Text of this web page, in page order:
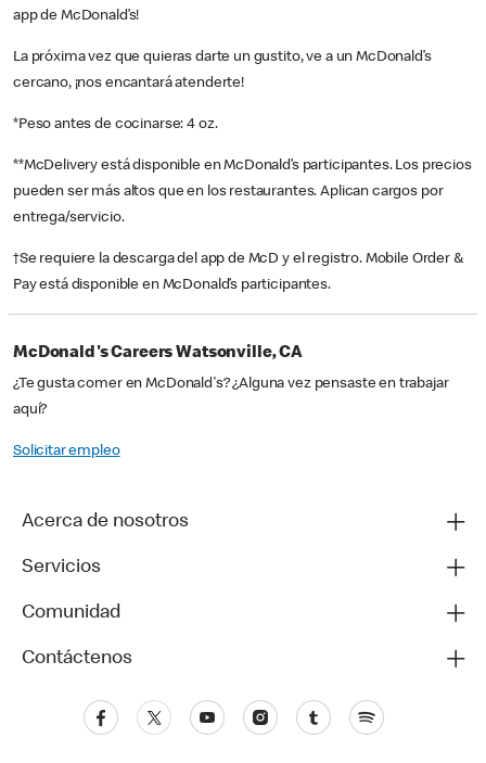
app de McDonald’s!
La próxima vez que quieras darte un gustito, ve a un McDonald’s
cercano, ¡nos encantará atenderte!
*Peso antes de cocinarse: 4 oz.
**McDelivery está disponible en McDonald’s participantes. Los precios
pueden ser más altos que en los restaurantes. Aplican cargos por
entrega/servicio.
†Se requiere la descarga del app de McD y el registro. Mobile Order &
Pay está disponible en McDonald’s participantes.
McDonald's Careers Watsonville, CA
¿Te gusta comer en McDonald's? ¿Alguna vez pensaste en trabajar
aquí?
Solicitar empleo
Acerca de nosotros
Servicios
Comunidad
Contáctenos